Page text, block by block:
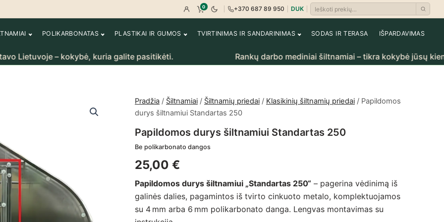
Prisijungti
0
Peržiūrėti krepšelį
+370 687 89 950 DUK Ieškoti prekių
POLIKARBONATAS PLASTIKAI IR GUMOS TVIRTINIMAS IR SANDARINIMAS SODAS IR TERASA IŠPARDAVIMAS
– kokybė, kuria galite pasitikėti. Rankų darbo mediniai šiltnamiai – tikra kokybė jūsų kiemui.
Pradžia / Šiltnamiai / Šiltnamių priedai / Klasikinių šiltnamių priedai / Papildomos
durys šiltnamiui Standartas 250
Papildomos durys šiltnamiui Standartas 250
Be polikarbonato dangos
25,00 €
Papildomos durys šiltnamiui „Standartas 250“ – pagerina vėdinimą iš
galinės dalies, pagamintos iš tvirto cinkuoto metalo, komplektuojamos
su 4 mm arba 6 mm polikarbonato danga. Lengvas montavimas su